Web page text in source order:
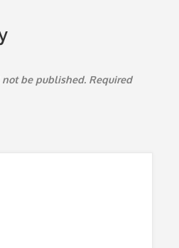
be published. Required